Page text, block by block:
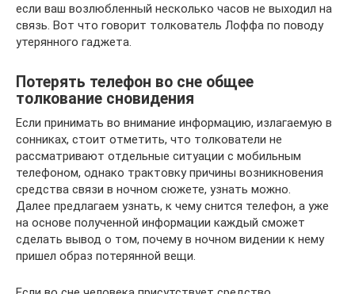
если ваш возлюбленный несколько часов не выходил на
связь. Вот что говорит толкователь Лоффа по поводу
утерянного гаджета.
Потерять телефон во сне общее
толкование сновидения
Если принимать во внимание информацию, излагаемую в
сонниках, стоит отметить, что толкователи не
рассматривают отдельные ситуации с мобильным
телефоном, однако трактовку причины возникновения
средства связи в ночном сюжете, узнать можно.
Далее предлагаем узнать, к чему снится телефон, а уже
на основе полученной информации каждый сможет
сделать вывод о том, почему в ночном видении к нему
пришел образ потерянной вещи.